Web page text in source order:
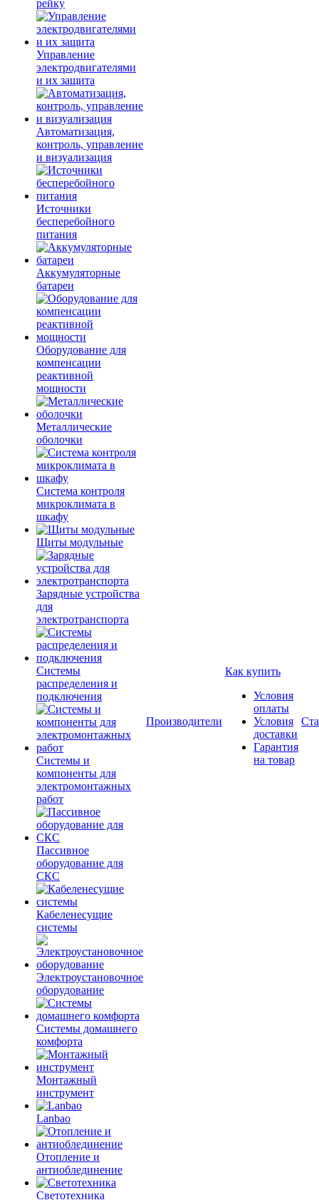
рейку
Управление
электродвигателями
и их защита
Автоматизация,
контроль, управление
и визуализация
Источники
бесперебойного
питания
Аккумуляторные
батареи
Оборудование для
компенсации
реактивной
мощности
Металлические
оболочки
Система контроля
микроклимата в
шкафу
Щиты модульные
Зарядные устройства
для
электротранспорта
Системы
распределения и
подключения
Системы и
компоненты для
электромонтажных
работ
Пассивное
оборудование для
СКС
Кабеленесущие
системы
Электроустановочное
оборудование
Системы домашнего
комфорта
Монтажный
инструмент
Lanbao
Отопление и
антиоблединение
Светотехника
Производители
Как купить
Условия
оплаты
Условия
доставки
Гарантия
на товар